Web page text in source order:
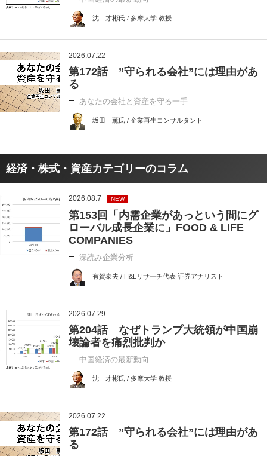
沈 才彬氏 / 多摩大学 教授
2026.07.22
第172話 ”守られる会社”には理由があ
る
あなたの会社と資産を守る一手
坂田 薫氏 / 企業再生コンサルタント
経済・株式・資産カテゴリーのコラム
2026.08.7 NEW
第153回「内需企業があっという間にグ
ローバル成長企業に」FOOD & LIFE
COMPANIES
深読み企業分析
有賀泰夫 / H&Lリサーチ代表 証券アナリスト
2026.07.29
第204話 なぜトランプ大統領が中国崩
壊論者を痛烈批判か
中国経済の最新動向
沈 才彬氏 / 多摩大学 教授
2026.07.22
第172話 ”守られる会社”には理由があ
る